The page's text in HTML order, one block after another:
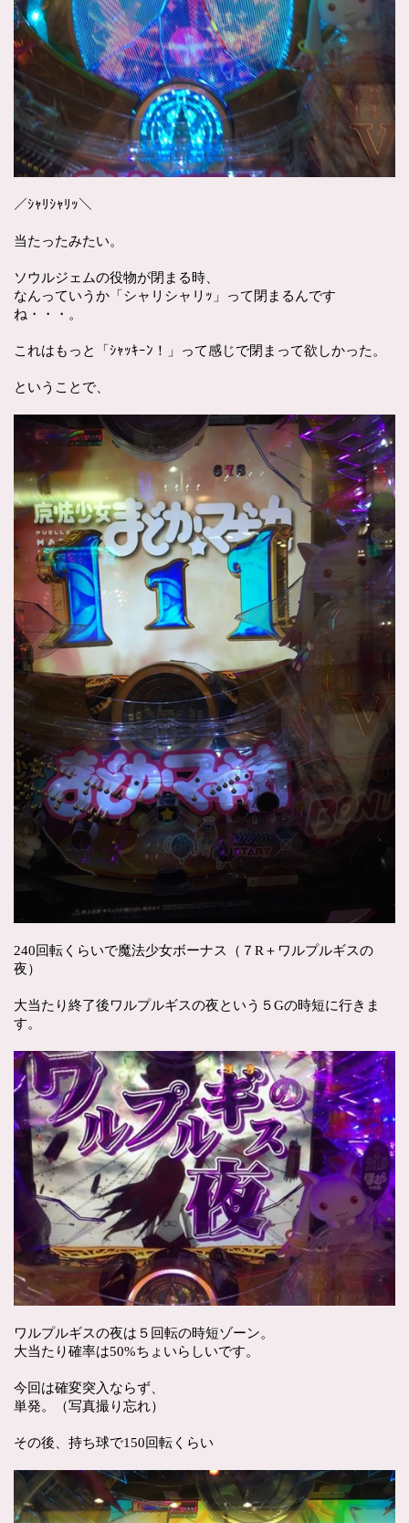
／ｼｬﾘｼｬﾘｯ＼
当たったみたい。
ソウルジェムの役物が閉まる時、
なんっていうか「シャリシャリｯ」って閉まるんです
ね・・・。
これはもっと「ｼｬｯｷｰﾝ！」って感じで閉まって欲しかった。
ということで、
240回転くらいで魔法少女ボーナス（７R＋ワルプルギスの
夜）
大当たり終了後ワルプルギスの夜という５Gの時短に行きま
す。
ワルプルギスの夜は５回転の時短ゾーン。
大当たり確率は50%ちょいらしいです。
今回は確変突入ならず、
単発。（写真撮り忘れ）
その後、持ち球で150回転くらい